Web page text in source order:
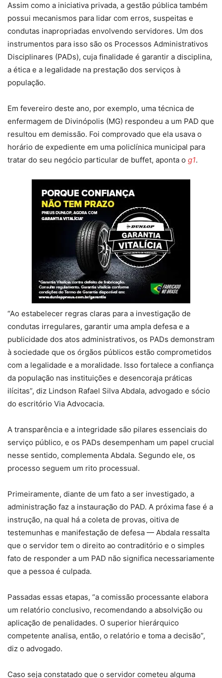
Assim como a iniciativa privada, a gestão pública também
possui mecanismos para lidar com erros, suspeitas e
condutas inapropriadas envolvendo servidores. Um dos
instrumentos para isso são os Processos Administrativos
Disciplinares (PADs), cuja finalidade é garantir a disciplina,
a ética e a legalidade na prestação dos serviços à
população.
Em fevereiro deste ano, por exemplo, uma técnica de
enfermagem de Divinópolis (MG) respondeu a um PAD que
resultou em demissão. Foi comprovado que ela usava o
horário de expediente em uma policlínica municipal para
tratar do seu negócio particular de buffet, aponta o g1.
“Ao estabelecer regras claras para a investigação de
condutas irregulares, garantir uma ampla defesa e a
publicidade dos atos administrativos, os PADs demonstram
à sociedade que os órgãos públicos estão comprometidos
com a legalidade e a moralidade. Isso fortalece a confiança
da população nas instituições e desencoraja práticas
ilícitas”, diz Lindson Rafael Silva Abdala, advogado e sócio
do escritório Via Advocacia.
A transparência e a integridade são pilares essenciais do
serviço público, e os PADs desempenham um papel crucial
nesse sentido, complementa Abdala. Segundo ele, os
processo seguem um rito processual.
Primeiramente, diante de um fato a ser investigado, a
administração faz a instauração do PAD. A próxima fase é a
instrução, na qual há a coleta de provas, oitiva de
testemunhas e manifestação de defesa — Abdala ressalta
que o servidor tem o direito ao contraditório e o simples
fato de responder a um PAD não significa necessariamente
que a pessoa é culpada.
Passadas essas etapas, “a comissão processante elabora
um relatório conclusivo, recomendando a absolvição ou
aplicação de penalidades. O superior hierárquico
competente analisa, então, o relatório e toma a decisão”,
diz o advogado.
Caso seja constatado que o servidor cometeu alguma